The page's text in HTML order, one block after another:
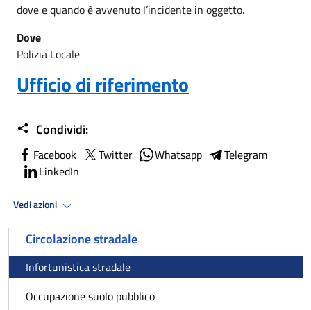
dove e quando è avvenuto l’incidente in oggetto.
Dove
Polizia Locale
Ufficio di riferimento
Condividi:
Facebook Twitter Whatsapp
Telegram
LinkedIn
Vedi azioni
Circolazione stradale
Infortunistica stradale
Occupazione suolo pubblico